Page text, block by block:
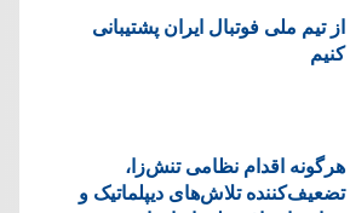
از تیم ملی فوتبال ایران پشتیبانی
کنیم
هرگونه اقدام نظامی تنش‌زا،
تضعیف‌کننده تلاش‌های دیپلماتیک و